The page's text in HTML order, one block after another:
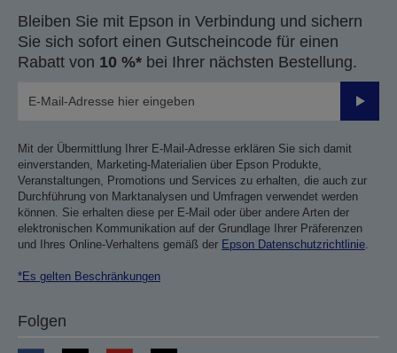
Bleiben Sie mit Epson in Verbindung und sichern
Sie sich sofort einen Gutscheincode für einen
Rabatt von 10 %* bei Ihrer nächsten Bestellung.
Mit der Übermittlung Ihrer E-Mail-Adresse erklären Sie sich damit
einverstanden, Marketing-Materialien über Epson Produkte,
Veranstaltungen, Promotions und Services zu erhalten, die auch zur
Durchführung von Marktanalysen und Umfragen verwendet werden
können. Sie erhalten diese per E-Mail oder über andere Arten der
elektronischen Kommunikation auf der Grundlage Ihrer Präferenzen
und Ihres Online-Verhaltens gemäß der Epson Datenschutzrichtlinie.
*Es gelten Beschränkungen
Folgen